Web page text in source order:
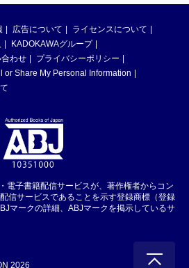
広告について
ライセンスについて
KADOKAWAグループ
わせ
プライバシーポリシー
or Share My Personal Information
電子書籍配信サービスが、著作権者からコン
信サービスであることを示す登録商標（登録
マークの詳細、ABJマークを掲示しているサ
2026